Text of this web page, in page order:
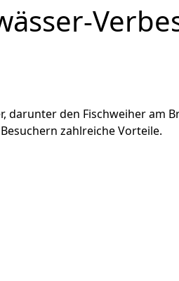
darunter den Fischweiher am
zahlreiche Vorteile.